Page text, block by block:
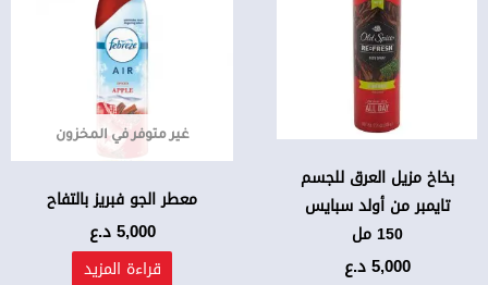
بخاخ مزيل العرق للجسم
تايمبر من أولد سبايس
150 مل
5,000د.ع
غير متوفر في المخزون
معطر الجو فبريز بالتفاح
5,000د.ع
قراءة المزيد